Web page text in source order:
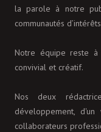
la parole à notre
communautés
Notre équipe reste à
convivial et créatif.
Nos deux
développement,
collaborateurs